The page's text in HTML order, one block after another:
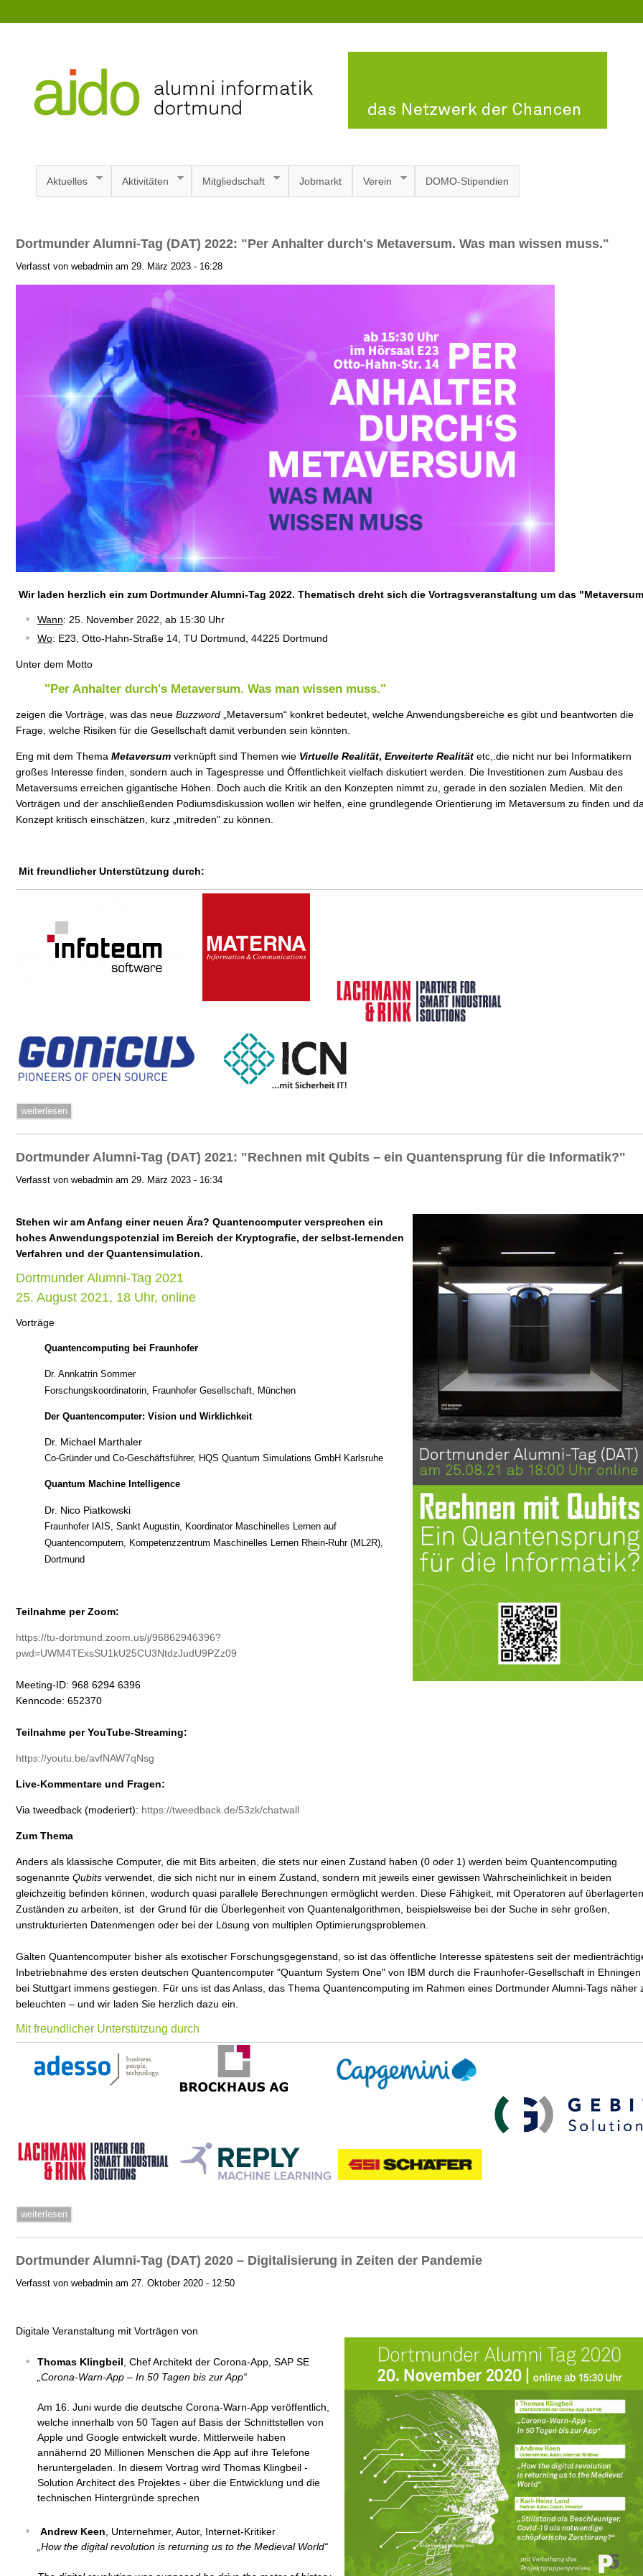
Aktuelles Aktivitäten Mitgliedschaft Jobmarkt Verein DOMO-Stipendien
Dortmunder Alumni-Tag (DAT) 2022: "Per Anhalter durch's Metaversum. Was man wissen muss."
Verfasst von webadmin am 29. März 2023 - 16:28
Wir laden herzlich ein zum Dortmunder Alumni-Tag 2022. Thematisch dreht sich die Vortragsveranstaltung um das
Wann: 25. November 2022, ab 15:30 Uhr
Wo: E23, Otto-Hahn-Straße 14, TU Dortmund, 44225 Dortmund
Unter dem Motto
"Per Anhalter durch's Metaversum. Was man wissen muss."
zeigen die Vorträge, was das neue Buzzword
„Metaversum“ konkret bedeutet, welche Anwendungsbereiche es gibt und beantworten die
Frage, welche Risiken für die Gesellschaft damit verbunden sein könnten.
Eng mit dem Thema Metaversum verknüpft sind Themen wie Virtuelle Realität, Erweiterte Realität etc,.die nicht nur bei Informatikern
großes Interesse finden, sondern auch in Tagespresse und Öffentlichkeit vielfach diskutiert werden. Die Investitionen zum Ausbau des
Metaversums erreichen gigantische Höhen. Doch auch die Kritik an den Konzepten nimmt zu, gerade in den sozialen Medien. Mit den
Vorträgen und der anschließenden Podiumsdiskussion wollen wir helfen, eine grundlegende Orientierung im Metaversum zu finden und
Konzept kritisch einschätzen, kurz „mitreden" zu können.
Mit freundlicher Unterstützung durch:
weiterlesen
Dortmunder Alumni-Tag (DAT) 2021: "Rechnen mit Qubits – ein Quantensprung für die Informatik?"
Verfasst von webadmin am 29. März 2023 - 16:34
Stehen wir am Anfang einer neuen Ära? Quantencomputer versprechen ein
hohes Anwendungspotenzial im Bereich der Kryptografie, der selbst-lernenden
Verfahren und der Quantensimulation.
Dortmunder Alumni-Tag 2021
25. August 2021, 18 Uhr, online
Vorträge
Quantencomputing bei Fraunhofer
Dr. Annkatrin Sommer
Forschungskoordinatorin, Fraunhofer Gesellschaft, München
Der Quantencomputer: Vision und Wirklichkeit
Dr. Michael Marthaler
Co-Gründer und Co-Geschäftsführer, HQS Quantum Simulations GmbH Karlsruhe
Quantum Machine Intelligence
Dr. Nico Piatkowski
Fraunhofer IAIS, Sankt Augustin, Koordinator Maschinelles Lernen auf
Quantencomputern, Kompetenzzentrum Maschinelles Lernen Rhein-Ruhr (ML2R),
Dortmund
Teilnahme per Zoom:
https://tu-dortmund.zoom.us/j/96862946396?
pwd=UWM4TExsSU1kU25CU3NtdzJudU9PZz09
Meeting-ID: 968 6294 6396
Kenncode: 652370
Teilnahme per YouTube-Streaming:
https://youtu.be/avfNAW7qNsg
Live-Kommentare und Fragen:
Via tweedback (moderiert): https://tweedback.de/53zk/chatwall
Zum Thema
Anders als klassische Computer, die mit Bits arbeiten, die stets nur einen Zustand haben (0 oder 1) werden beim Quantencomputing
sogenannte Qubits verwendet, die sich nicht nur in einem Zustand, sondern mit jeweils einer gewissen Wahrscheinlichkeit in beiden
gleichzeitig befinden können, wodurch quasi parallele Berechnungen ermöglicht werden. Diese Fähigkeit, mit Operatoren auf überlagerten
Zuständen zu arbeiten, ist der Grund für die Überlegenheit von Quantenalgorithmen, beispielsweise bei der Suche in sehr großen,
unstrukturierten Datenmengen oder bei der Lösung von multiplen Optimierungsproblemen.
Galten Quantencomputer bisher als exotischer Forschungsgegenstand, so ist das öffentliche Interesse spätestens seit der
Inbetriebnahme des ersten deutschen Quantencomputer "Quantum System One" von IBM durch die Fraunhofer-Gesellschaft in Ehningen
bei Stuttgart immens gestiegen. Für uns ist das Anlass, das Thema Quantencomputing im Rahmen eines Dortmunder Alumni-Tags näher
beleuchten – und wir laden Sie herzlich dazu ein.
Mit freundlicher Unterstützung durch
weiterlesen
Dortmunder Alumni-Tag (DAT) 2020 – Digitalisierung in Zeiten der Pandemie
Verfasst von webadmin am 27. Oktober 2020 - 12:50
Digitale Veranstaltung mit Vorträgen von
Thomas Klingbeil , Chef Architekt der Corona-App, SAP SE
„Corona-Warn-App – In 50 Tagen bis zur App“
Am 16. Juni wurde die deutsche Corona-Warn-App veröffentlich,
welche innerhalb von 50 Tagen auf Basis der Schnittstellen von
Apple und Google entwickelt wurde. Mittlerweile haben
annähernd 20 Millionen Menschen die App auf ihre Telefone
heruntergeladen. In diesem Vortrag wird Thomas Klingbeil -
Solution Architect des Projektes - über die Entwicklung und die
technischen Hintergründe sprechen
Andrew Keen , Unternehmer, Autor, Internet-Kritiker
„How the digital revolution is returning us to the Medieval World“